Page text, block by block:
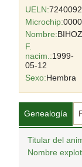
UELN:
Microchip:
Nombre:
F.
nacim.:1999-
05-12
Sexo:Hembra
Genealogía
Titular del
Nombre